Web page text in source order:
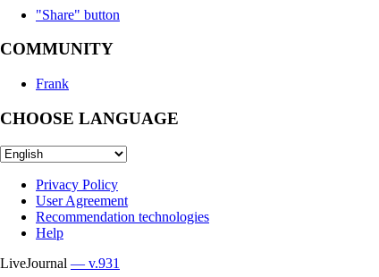
"Share" button
COMMUNITY
Frank
CHOOSE LANGUAGE
Privacy Policy
User Agreement
Recommendation technologies
Help
LiveJournal — v.931